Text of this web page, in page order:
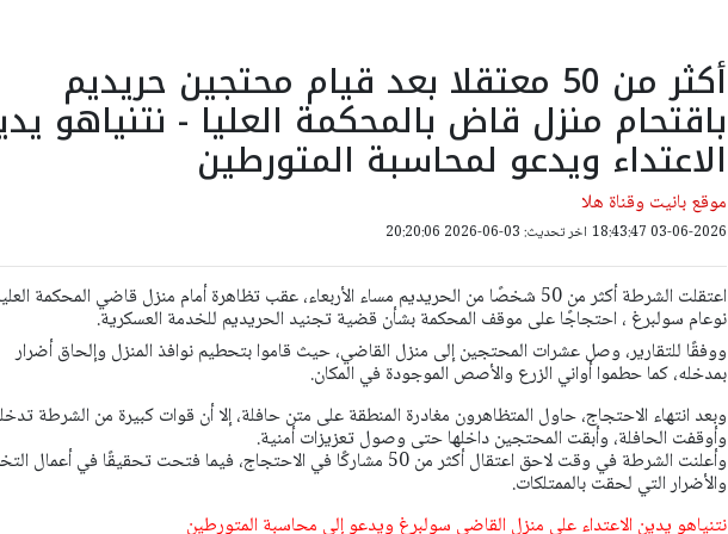
أكثر من 50 معتقلا بعد قيام محتجين حريديم
باقتحام منزل قاض بالمحكمة العليا - نتنياهو
الاعتداء ويدعو لمحاسبة المتورطين
موقع بانيت وقناة هلا
03-06-2026 18:43:47 اخر تحديث: 03-06-2026 20:20:06
اعتقلت الشرطة أكثر من 50 شخصًا من الحريديم مساء الأربعاء، عقب تظاهرة أمام منزل قاضي المحكمة
نوعام سولبرغ ، احتجاجًا على موقف المحكمة بشأن قضية تجنيد الحريديم للخدمة العسكرية.
ووفقًا للتقارير، وصل عشرات المحتجين إلى منزل القاضي، حيث قاموا بتحطيم نوافذ المنزل وإلحاق أضرار
بمدخله، كما حطموا أواني الزرع والأصص الموجودة في المكان.
وبعد انتهاء الاحتجاج، حاول المتظاهرون مغادرة المنطقة على متن حافلة، إلا أن قوات كبيرة من الشرطة
وأوقفت الحافلة، وأبقت المحتجين داخلها حتى وصول تعزيزات أمنية.
وأعلنت الشرطة في وقت لاحق اعتقال أكثر من 50 مشاركًا في الاحتجاج، فيما فتحت تحقيقًا في أعمال
والأضرار التي لحقت بالممتلكات.
نتنياهو يدين الاعتداء على منزل القاضي سولبرغ ويدعو إلى محاسبة المتورطين